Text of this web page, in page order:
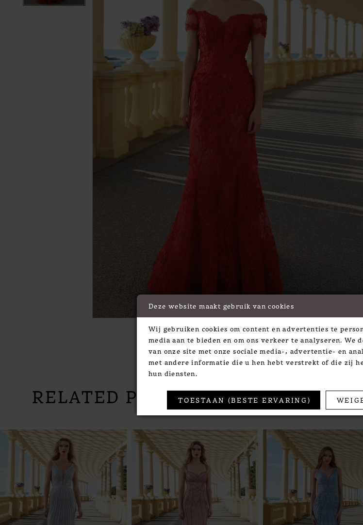
Click to zoom
SHARE:
RELATED PRODUCTS
Related
Products
Carousel
AUTOPLAY
SLIDE
SLIDE
0
3
4
Deze website maakt gebruik van cookies
Wij gebruiken cookies om content en advertenties te
media aan te bieden en om ons verkeer te analyseren.
van onze site met onze sociale media-, advertentie- en
met andere informatie die u hen hebt verstrekt of die zij
hun diensten.
TOESTAAN (BESTE ERVARING)